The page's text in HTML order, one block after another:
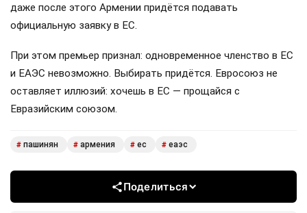
даже после этого Армении придётся подавать
официальную заявку в ЕС.
При этом премьер признал: одновременное членство в ЕС
и ЕАЭС невозможно. Выбирать придётся. Евросоюз не
оставляет иллюзий: хочешь в ЕС — прощайся с
Евразийским союзом.
# пашинян # армения # ес # еаэс
Поделиться